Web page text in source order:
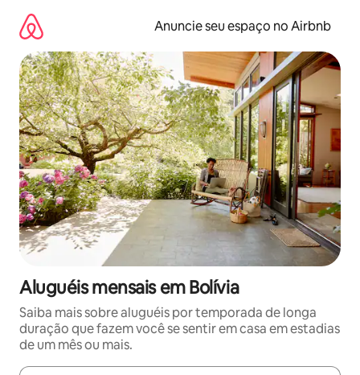
para
conteúdo
Anuncie seu espaço no Airbnb
Aluguéis mensais em Bolívia
Saiba mais sobre aluguéis por temporada de longa
duração que fazem você se sentir em casa em estadias
de um mês ou mais.